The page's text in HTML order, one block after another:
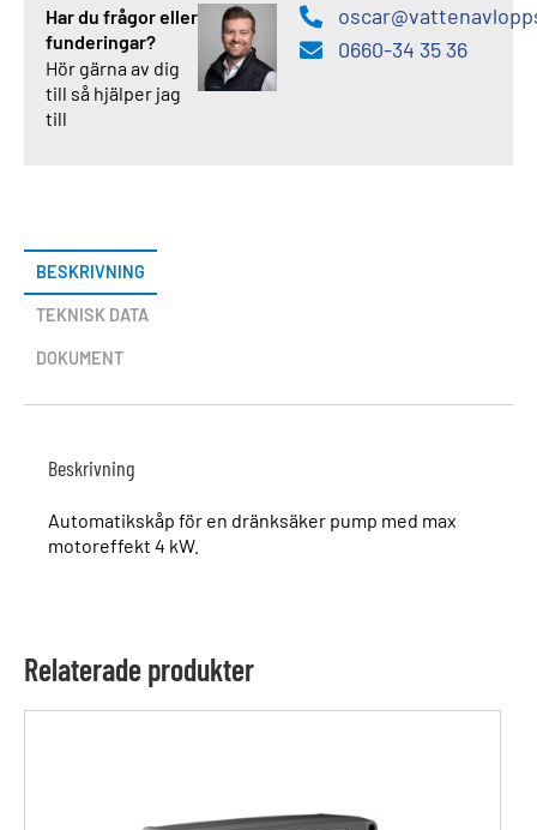
Har du frågor eller
funderingar?
Hör gärna av dig
till så hjälper jag
till
0660-34 35 36
BESKRIVNING
TEKNISK DATA
DOKUMENT
Beskrivning
Automatikskåp för en dränksäker pump med max
motoreffekt 4 kW.
Relaterade produkter